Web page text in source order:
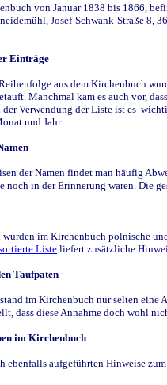
von Januar 1838 bis 1866,
Josef-Schwank-Straße 8,
Einträge
aus dem Kirchenbuch
Manchmal kam es auch vor,
Verwendung der Liste ist es
und Jahr.
der Namen findet man häufig
noch in der Erinnerung waren. Die
wurden im Kirchenbuch polnische
Liste liefert zusätzliche
Taufpaten
im Kirchenbuch nur selten eine
dass diese Annahme doch wohl
im Kirchenbuch
ebenfalls aufgeführten Hinweise